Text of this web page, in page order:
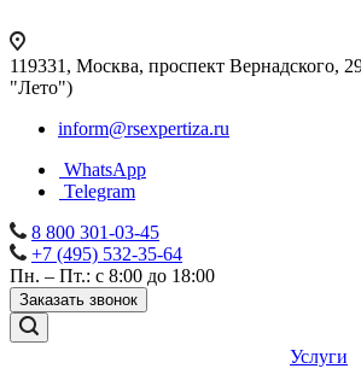
119331, Москва, проспект Вернадского,
"Лето")
inform@rsexpertiza.ru
WhatsApp
Telegram
8 800 301-03-45
+7 (495) 532-35-64
Пн. – Пт.: с 8:00 до 18:00
Заказать звонок
Услуги